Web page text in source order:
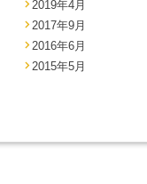
2019年4月
2017年9月
2016年6月
2015年5月